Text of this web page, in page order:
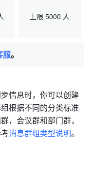
上限 5000 人
服。
信息时，你可以创建
根据不同的分类标准
，会议群和部门群，
消息群组类型说明。